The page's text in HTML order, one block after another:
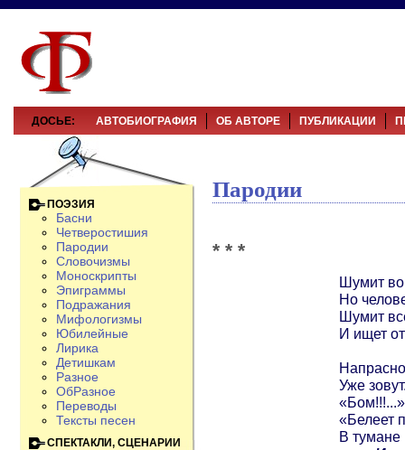
ДОСЬЕ: АВТОБИОГРАФИЯ ОБ АВТОРЕ ПУБЛИКАЦИИ
Пародии
* * *
Шумит
Но
Шумит
И ищет
Уже
«Белеет
В
ПОЭЗИЯ
Басни
Четверостишия
Пародии
Словочизмы
Моноскрипты
Эпиграммы
Подражания
Мифологизмы
Юбилейные
Лирика
Детишкам
Разное
ОбРазное
Переводы
Тексты песен
СПЕКТАКЛИ, СЦЕНАРИИ